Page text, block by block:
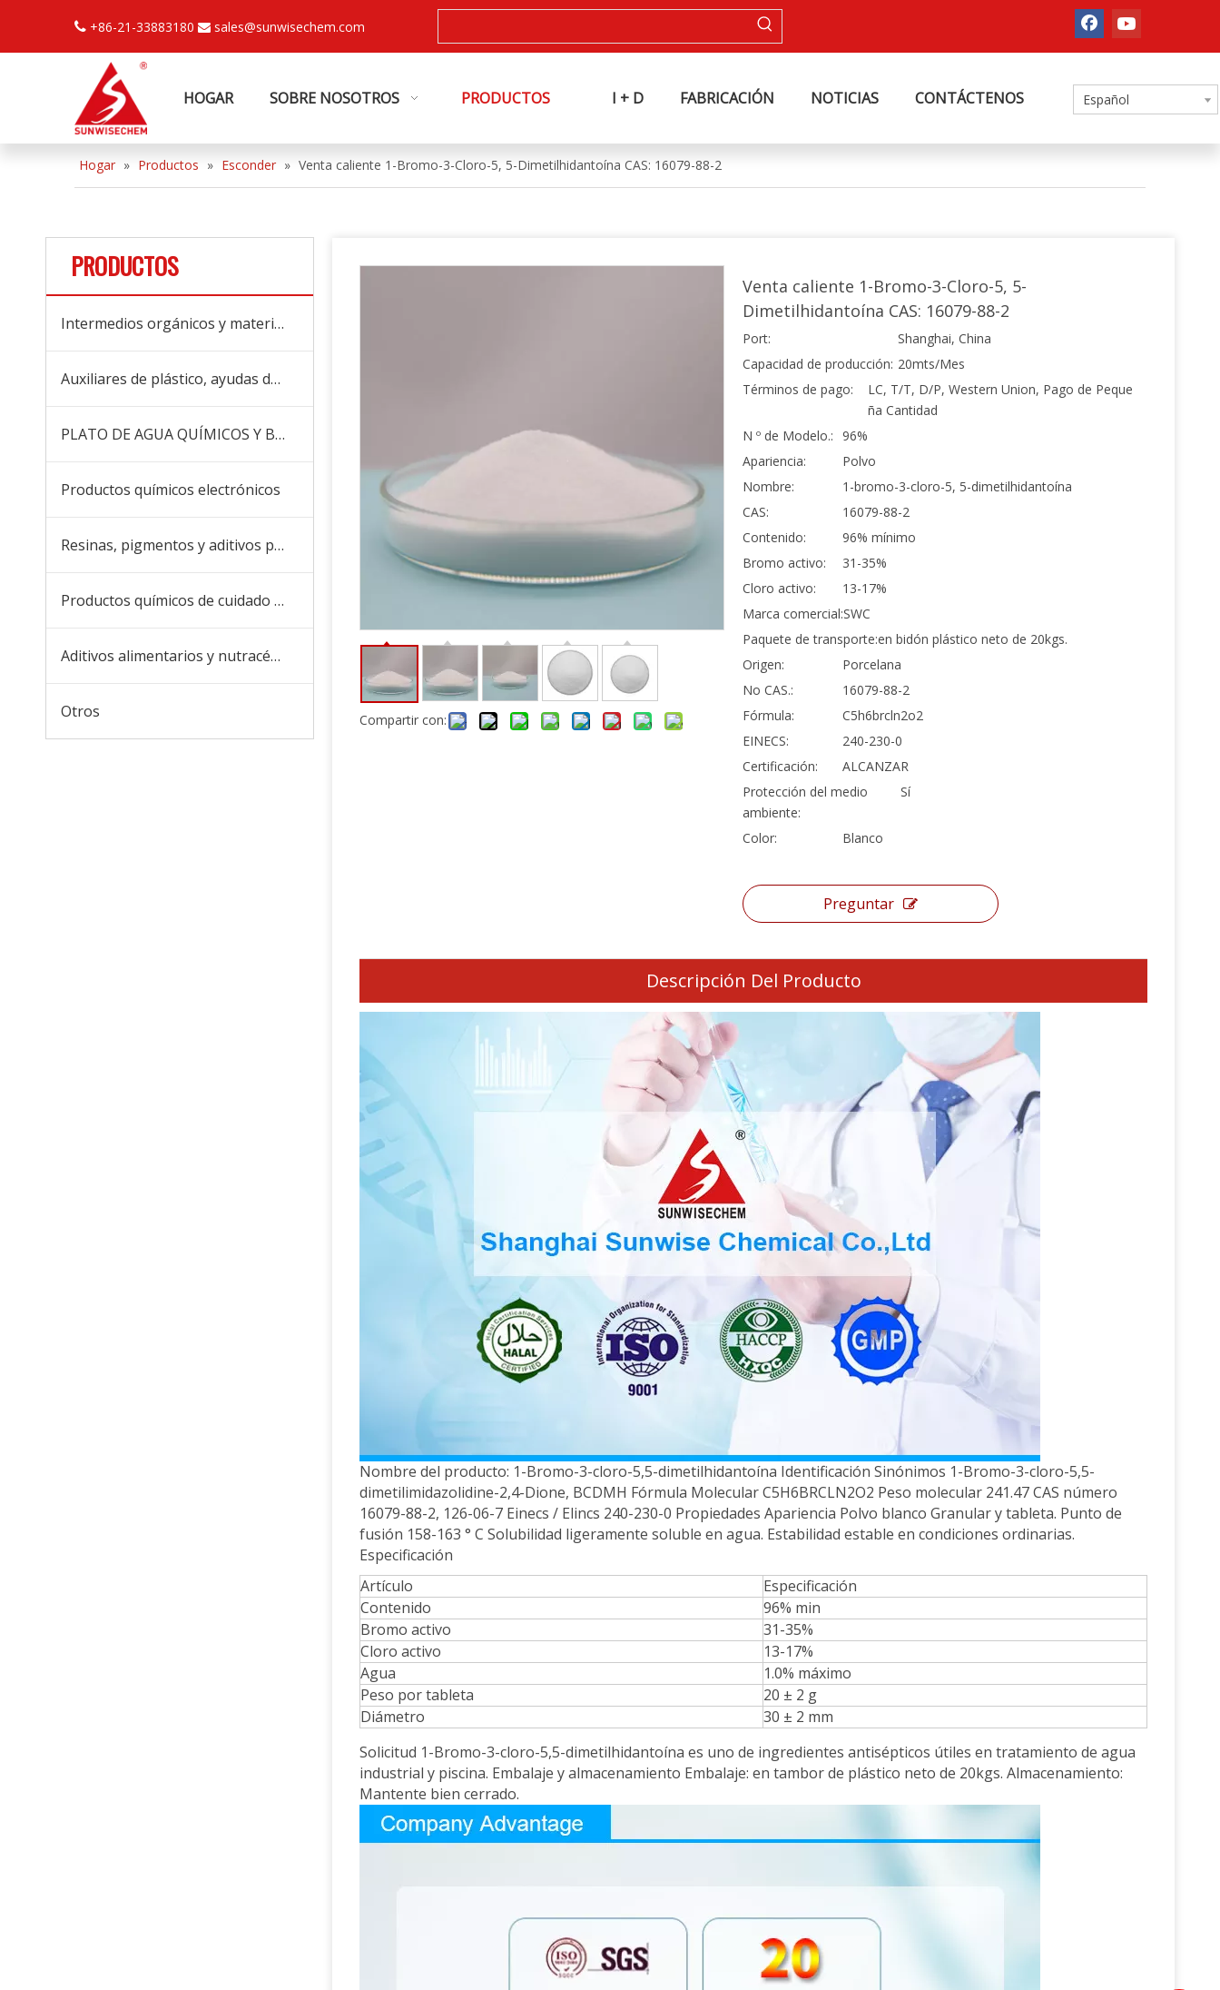
 +86-21-33883180  sales@sunwisechem.com
HOGAR SOBRE NOSOTROS PRODUCTOS I + D FABRICACIÓN NOTICIAS CONTÁCTENOS Español
Hogar » Productos » Esconder » Venta caliente 1-Bromo-3-Cloro-5, 5-Dimetilhidantoína CAS: 16079-88-2
PRODUCTOS
Intermedios orgánicos y materias primas
Auxiliares de plástico, ayudas de procesamiento y aditivos
PLATO DE AGUA QUÍMICOS Y BOICIDES
Productos químicos electrónicos
Resinas, pigmentos y aditivos para recubrimientos y tintas
Productos químicos de cuidado diario
Aditivos alimentarios y nutracéuticos
Otros Compartir con:
Venta caliente 1-Bromo-3-Cloro-5, 5-
Dimetilhidantoína CAS: 16079-88-2
Port:
Shanghai, China
Capacidad de producción: 20mts/Mes
Términos de pago:
LC, T/T, D/P, Western Union, Pago de Peque
ña Cantidad
N º de Modelo.: 96%
Apariencia:
Polvo
Nombre:
1-bromo-3-cloro-5, 5-dimetilhidantoína
CAS:
16079-88-2
Contenido:
96% mínimo
Bromo activo:
31-35%
Cloro activo:
13-17%
Marca comercial:SWC
Paquete de transporte:en bidón plástico neto de 20kgs.
Origen:
Porcelana
No CAS.:
16079-88-2
Fórmula:
C5h6brcln2o2
EINECS:
240-230-0
Certificación:
ALCANZAR
Protección del medio
ambiente:
Sí
Color: Blanco
Preguntar
Descripción Del Producto
Nombre del producto: 1-Bromo-3-cloro-5,5-dimetilhidantoína Identificación Sinónimos 1-Bromo-3-cloro-5,5-
dimetilimidazolidine-2,4-Dione, BCDMH Fórmula Molecular C5H6BRCLN2O2 Peso molecular 241.47 CAS número
16079-88-2, 126-06-7 Einecs / Elincs 240-230-0 Propiedades Apariencia Polvo blanco Granular y tableta. Punto de
fusión 158-163 ° C Solubilidad ligeramente soluble en agua. Estabilidad estable en condiciones ordinarias.
Especificación
Artículo
Especificación
Contenido
96% min
Bromo activo
31-35%
Cloro activo
13-17%
Agua
1.0% máximo
Peso por tableta
20 ± 2 g
Diámetro
30 ± 2 mm
Solicitud 1-Bromo-3-cloro-5,5-dimetilhidantoína es uno de ingredientes antisépticos útiles en tratamiento de agua
industrial y piscina. Embalaje y almacenamiento Embalaje: en tambor de plástico neto de 20kgs. Almacenamiento:
Mantente bien cerrado.